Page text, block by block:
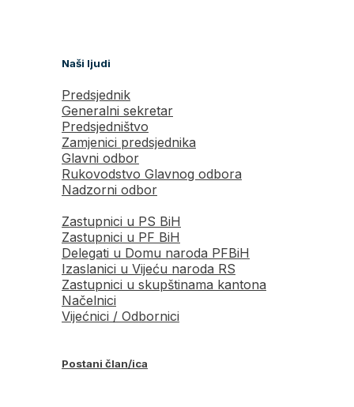
Naši ljudi
Predsjednik
Generalni sekretar
Predsjedništvo
Zamjenici predsjednika
Glavni odbor
Rukovodstvo Glavnog odbora
Nadzorni odbor
Zastupnici u PS BiH
Zastupnici u PF BiH
Delegati u Domu naroda PFBiH
Izaslanici u Vijeću naroda RS
Zastupnici u skupštinama kantona
Načelnici
Vijećnici / Odbornici
Postani član/ica